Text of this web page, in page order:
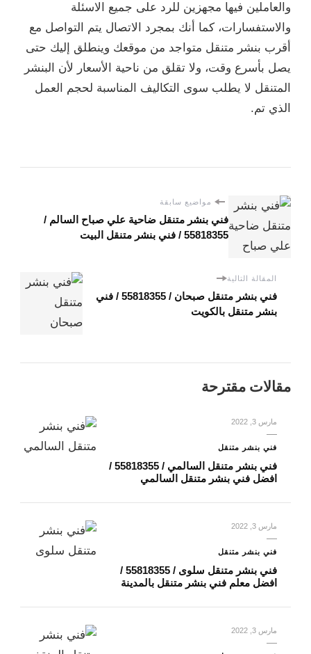
والعاملين فيها مجهزين للرد على جميع الاسئلة
والاستفسارات، كما أنك بمجرد الاتصال يتم التواصل مع
أقرب بنشر متنقل متواجد من موقعك وينطلق إليك حتى
يصل بأسرع وقت، ولا تقلق من ناحية الأسعار لأن البنشر
المتنقل لا يطلب سوى التكاليف المناسبة لحجم العمل
الذي تم.
مواضيع سابقة
فني بنشر متنقل ضاحية علي صباح السالم /
55818355‬ / فني بنشر متنقل البيت
المقالة التالية
فني بنشر متنقل صبحان / 55818355‬ / فني
بنشر متنقل بالكويت
مقالات مقترحة
مارس 3, 2022
فني بنشر متنقل
فني بنشر متنقل السالمي / 55818355‬ /
افضل فني بنشر متنقل السالمي
مارس 3, 2022
فني بنشر متنقل
فني بنشر متنقل سلوى / 55818355‬ /
افضل معلم فني بنشر متنقل بالمدينة
مارس 3, 2022